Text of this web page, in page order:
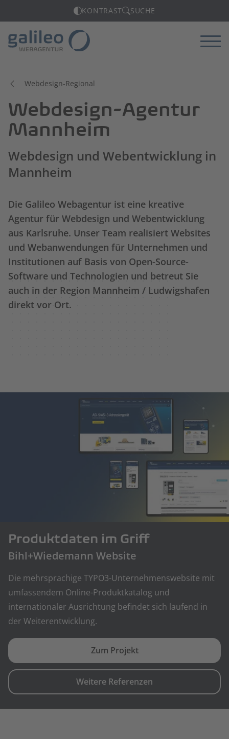
KONTRAST SUCHE
Webdesign-Regional
Webdesign-Agentur
Mannheim
Webdesign und Webentwicklung in
Mannheim
Die Galileo Webagentur ist eine kreative
Agentur für Webdesign und Webentwicklung
aus Karlsruhe. Unser Team realisiert Websites
und Webanwendungen für Unternehmen und
Institutionen auf Basis von Open-Source-
Software und Technologien und betreut Sie
auch in der Region Mannheim / Ludwigshafen
direkt vor Ort.
Produktdaten im Griff
Bihl+Wiedemann Website
Die mehrsprachige TYPO3-Unternehmenswebsite mit
umfassendem Online-Produktkatalog und
internationaler Ausrichtung befindet sich laufend in
der Weiterentwicklung.
Zum Projekt
Weitere Referenzen